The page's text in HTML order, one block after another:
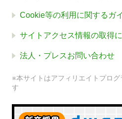
Cookie等の利用に関するガ
サイトアクセス情報の取得
法人・プレスお問い合わせ
※本サイトはアフィリエイトプロ
す